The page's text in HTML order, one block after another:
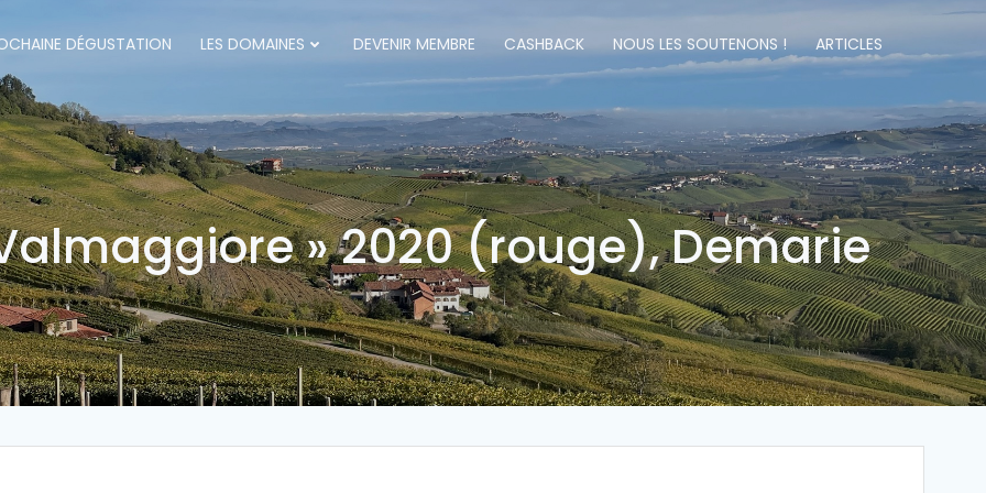
DÉGUSTATION LES DOMAINES DEVENIR MEMBRE CASHBACK NOUS LES SOUTENONS ! ARTICLES
» 2020 (rouge), Demarie